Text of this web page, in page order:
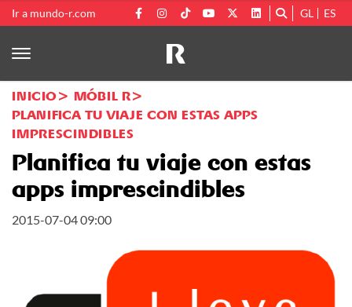
Ir a mundo-r.com GL ES
INICIO
MÓBIL R
PLANIFICA TU VIAJE CON ESTAS APPS
IMPRESCINDIBLES
Planifica tu viaje con estas
apps imprescindibles
2015-07-04 09:00